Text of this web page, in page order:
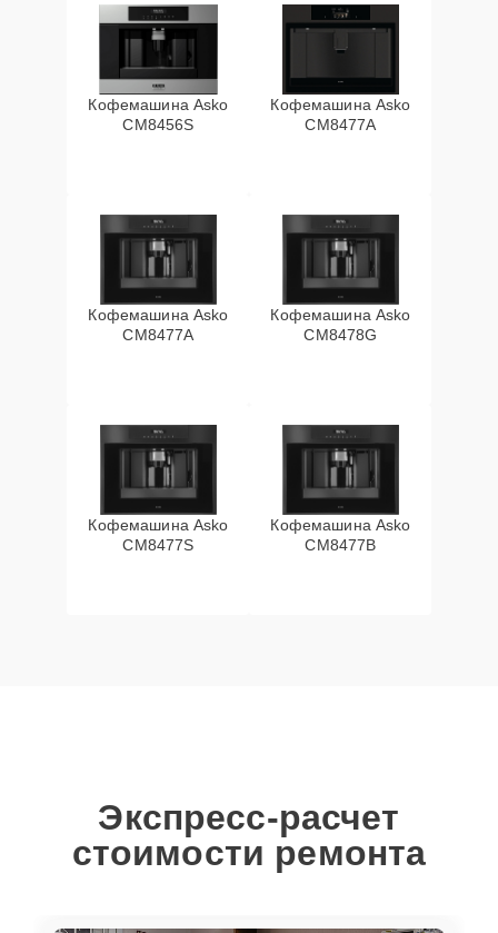
Кофемашина Asko
CM8456S
Кофемашина Asko
CM8477A
Кофемашина Asko
СМ8477А
Кофемашина Asko
CM8478G
Кофемашина Asko
CM8477S
Кофемашина Asko
CM8477B
Экспресс-расчет
стоимости ремонта